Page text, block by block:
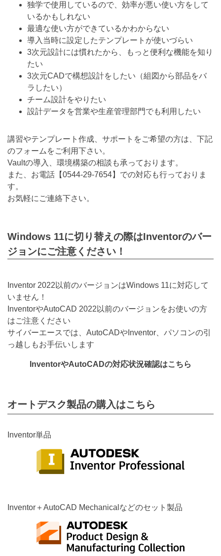
独学で使用しているので、効率が悪い使い方をして
いるかもしれない
最適な使い方ができているかわからない
導入当時に設定したテンプレートが使いづらい
3次元設計には慣れたから、もっと便利な機能を知り
たい
3次元CADで構想設計をしたい（組図から部品をバ
ラしたい）
チーム設計をやりたい
設計データを営業や生産管理部門でも利用したい
講習やテンプレート作成、サポートをご希望の方は、下記
のフォームをご利用下さい。
Vaultの導入、環境構築の相談も承っております。
また、お電話【0544-29-7654】での対応も行っておりま
す。
お気軽にご連絡下さい。
Windows 11に切り替えの際はInventorのバー
ジョンにご注意ください！
Inventor 2022以前のバージョンはWindows 11に対応して
いません！
InventorやAutoCAD 2022以前のバージョンをお使いの方
はご注意ください
サイバーエースでは、AutoCADやInventor、パソコンの引
っ越しもお手伝いします
InventorやAutoCADの対応状況確認はこちら
オートデスク製品の購入はこちら
Inventor単品
Inventor＋AutoCAD Mechanicalなどのセット製品